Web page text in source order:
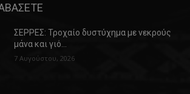
ΣΕΡΡΕΣ: Τροχαίο δυστύχημα με νεκρούς
μάνα και γιό…
7 Αυγούστου, 2026